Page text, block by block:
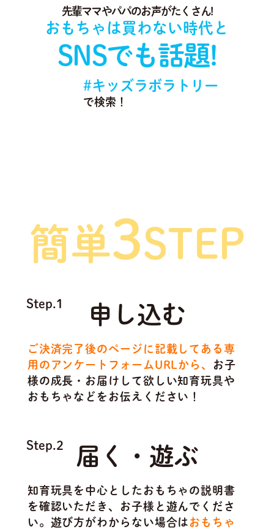
先輩ママやパパのお声がたくさん!
おもちゃは買わない時代と
SNSでも話題!
#キッズラボラトリー
で検索！
簡単3STEP
Step.1 申し込む
ご決済完了後のページに記載してある専
用のアンケートフォームURLから、
お子
様の成長・お届けして欲しい知育玩具や
おもちゃなどをお伝えください！
Step.2 届く・遊ぶ
知育玩具を中心としたおもちゃの説明書
を確認いただき、お子様と遊んでくださ
い。遊び方がわからない場合は おもちゃ